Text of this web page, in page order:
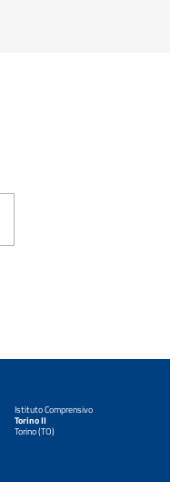
Istituto Comprensivo
Torino II
Torino (TO)